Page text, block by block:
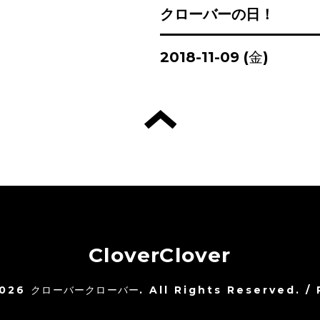
クローバーの日！
2018-11-09 (金)
CloverClover
クローバークローバー. All Rights Reserved. /